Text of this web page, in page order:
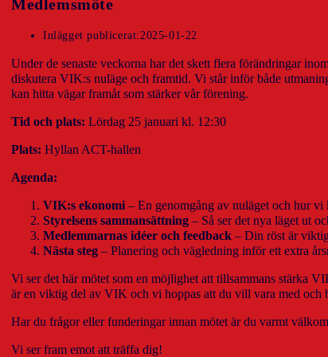
Medlemsmöte
Inlägget publicerat:2025-01-22
Under de senaste veckorna har det skett flera förändringar
diskutera VIK:s nuläge och framtid. Vi står inför både
kan hitta vägar framåt som stärker vår förening.
Tid och plats: Lördag 25 januari kl. 12:30
Plats: Hyllan ACT-hallen
Agenda:
VIK:s ekonomi – En genomgång av nuläget och hur
Styrelsens sammansättning – Så ser det nya läget ut
Medlemmarnas idéer och feedback – Din röst är
Nästa steg – Planering och vägledning inför ett extra
Vi ser det här mötet som en möjlighet att tillsammans stärka
är en viktig del av VIK och vi hoppas att du vill vara med och
Har du frågor eller funderingar innan mötet är du varmt
Vi ser fram emot att träffa dig!